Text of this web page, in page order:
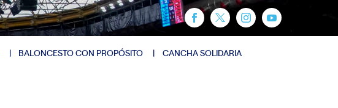
BALONCESTO CON PROPÓSITO CANCHA SOLIDARIA